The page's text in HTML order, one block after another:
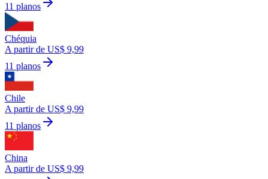
11 planos
Chéquia
A partir de US$ 9,99
11 planos
Chile
A partir de US$ 9,99
11 planos
China
A partir de US$ 9,99